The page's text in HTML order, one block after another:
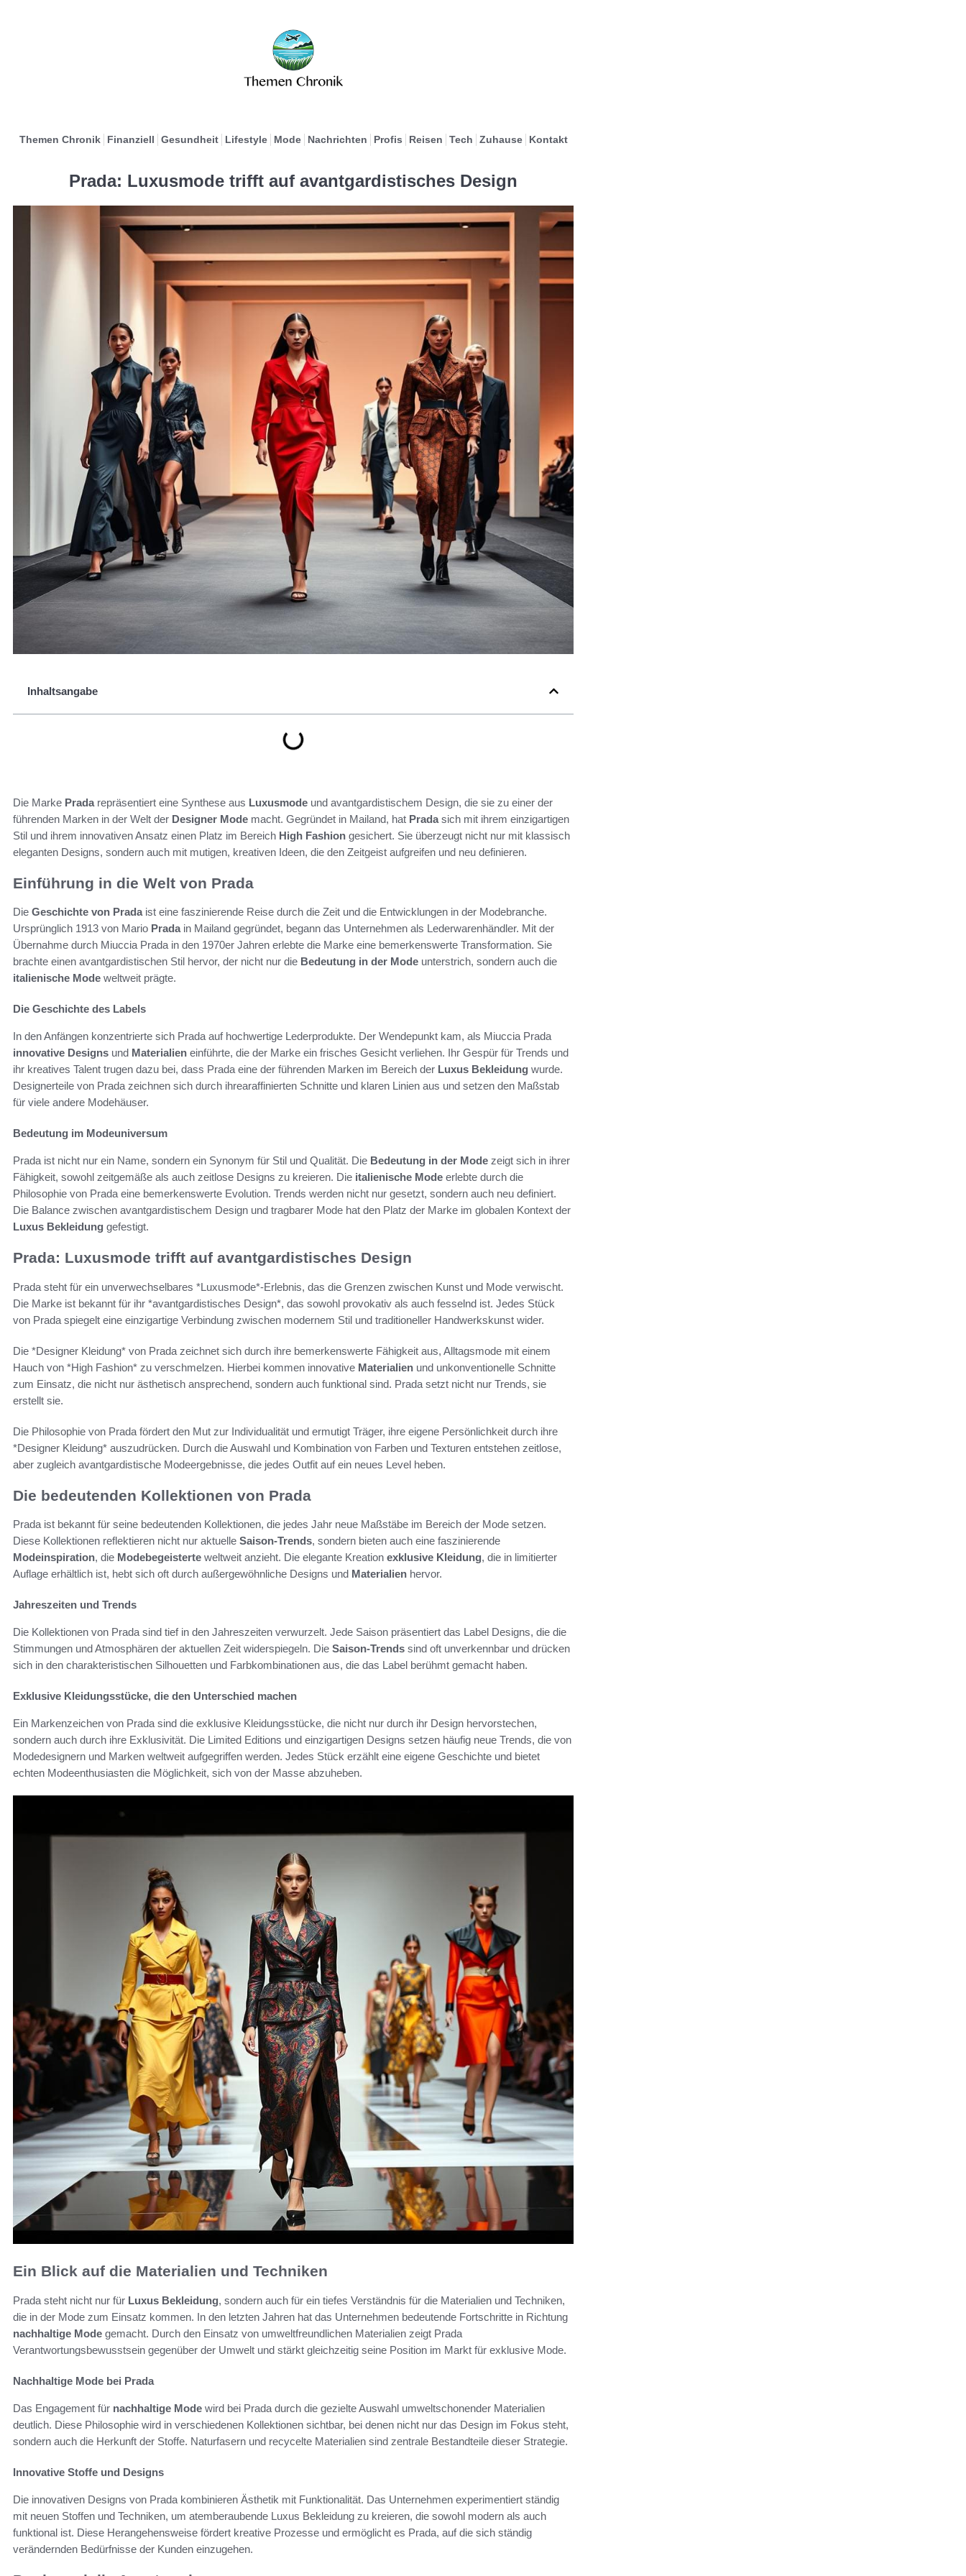
Themen Chronik Finanziell Gesundheit Lifestyle Mode Nachrichten Profis Reisen Tech Zuhause Kontakt
Prada: Luxusmode trifft auf avantgardistisches Design
Inhaltsangabe
Die Marke Pradarepräsentiert eine Synthese aus Luxusmode und avantgardistischem Design, die sie zu einer der
führenden Marken in der Welt der Designer Mode macht. Gegründet in Mailand, hat Pradasich mit ihrem einzigartigen
Stil und ihrem innovativen Ansatz einen Platz im Bereich High Fashion gesichert. Sie überzeugt nicht nur mit klassisch
eleganten Designs, sondern auch mit mutigen, kreativen Ideen, die den Zeitgeist aufgreifen und neu definieren.
Einführung in die Welt von Prada
Die Geschichte von Pradaist eine faszinierende Reise durch die Zeit und die Entwicklungen in der Modebranche.
Ursprünglich 1913 von Mario Pradain Mailand gegründet, begann das Unternehmen als Lederwarenhändler. Mit der
Übernahme durch Miuccia Prada in den 1970er Jahren erlebte die Marke eine bemerkenswerte Transformation. Sie
brachte einen avantgardistischen Stil hervor, der nicht nur die Bedeutung in der Mode unterstrich, sondern auch die
italienische Mode weltweit prägte.
Die Geschichte des Labels
In den Anfängen konzentrierte sich Prada auf hochwertige Lederprodukte. Der Wendepunkt kam, als Miuccia Prada
innovative Designs und Materialien einführte, die der Marke ein frisches Gesicht verliehen. Ihr Gespür für Trends und
ihr kreatives Talent trugen dazu bei, dass Prada eine der führenden Marken im Bereich der Luxus Bekleidung wurde.
Designerteile von Prada zeichnen sich durch ihrearaffinierten Schnitte und klaren Linien aus und setzen den Maßstab
für viele andere Modehäuser.
Bedeutung im Modeuniversum
Prada ist nicht nur ein Name, sondern ein Synonym für Stil und Qualität. Die Bedeutung in der Mode zeigt sich in ihrer
Fähigkeit, sowohl zeitgemäße als auch zeitlose Designs zu kreieren. Die italienische Mode erlebte durch die
Philosophie von Prada eine bemerkenswerte Evolution. Trends werden nicht nur gesetzt, sondern auch neu definiert.
Die Balance zwischen avantgardistischem Design und tragbarer Mode hat den Platz der Marke im globalen Kontext der
Luxus Bekleidung gefestigt.
Prada: Luxusmode trifft auf avantgardistisches Design
Prada steht für ein unverwechselbares *Luxusmode*-Erlebnis, das die Grenzen zwischen Kunst und Mode verwischt.
Die Marke ist bekannt für ihr *avantgardistisches Design*, das sowohl provokativ als auch fesselnd ist. Jedes Stück
von Prada spiegelt eine einzigartige Verbindung zwischen modernem Stil und traditioneller Handwerkskunst wider.
Die *Designer Kleidung* von Prada zeichnet sich durch ihre bemerkenswerte Fähigkeit aus, Alltagsmode mit einem
Hauch von *High Fashion* zu verschmelzen. Hierbei kommen innovative Materialien und unkonventionelle Schnitte
zum Einsatz, die nicht nur ästhetisch ansprechend, sondern auch funktional sind. Prada setzt nicht nur Trends, sie
erstellt sie.
Die Philosophie von Prada fördert den Mut zur Individualität und ermutigt Träger, ihre eigene Persönlichkeit durch ihre
*Designer Kleidung* auszudrücken. Durch die Auswahl und Kombination von Farben und Texturen entstehen zeitlose,
aber zugleich avantgardistische Modeergebnisse, die jedes Outfit auf ein neues Level heben.
Die bedeutenden Kollektionen von Prada
Prada ist bekannt für seine bedeutenden Kollektionen, die jedes Jahr neue Maßstäbe im Bereich der Mode setzen.
Diese Kollektionen reflektieren nicht nur aktuelle Saison-Trends, sondern bieten auch eine faszinierende
Modeinspiration, die Modebegeisterte weltweit anzieht. Die elegante Kreation exklusive Kleidung, die in limitierter
Auflage erhältlich ist, hebt sich oft durch außergewöhnliche Designs und Materialien hervor.
Jahreszeiten und Trends
Die Kollektionen von Prada sind tief in den Jahreszeiten verwurzelt. Jede Saison präsentiert das Label Designs, die die
Stimmungen und Atmosphären der aktuellen Zeit widerspiegeln. Die Saison-Trends sind oft unverkennbar und drücken
sich in den charakteristischen Silhouetten und Farbkombinationen aus, die das Label berühmt gemacht haben.
Exklusive Kleidungsstücke, die den Unterschied machen
Ein Markenzeichen von Prada sind die exklusive Kleidungsstücke, die nicht nur durch ihr Design hervorstechen,
sondern auch durch ihre Exklusivität. Die Limited Editions und einzigartigen Designs setzen häufig neue Trends, die von
Modedesignern und Marken weltweit aufgegriffen werden. Jedes Stück erzählt eine eigene Geschichte und bietet
echten Modeenthusiasten die Möglichkeit, sich von der Masse abzuheben.
Ein Blick auf die Materialien und Techniken
Prada steht nicht nur für Luxus Bekleidung, sondern auch für ein tiefes Verständnis für die Materialien und Techniken,
die in der Mode zum Einsatz kommen. In den letzten Jahren hat das Unternehmen bedeutende Fortschritte in Richtung
nachhaltige Mode gemacht. Durch den Einsatz von umweltfreundlichen Materialien zeigt Prada
Verantwortungsbewusstsein gegenüber der Umwelt und stärkt gleichzeitig seine Position im Markt für exklusive Mode.
Nachhaltige Mode bei Prada
Das Engagement für nachhaltige Mode wird bei Prada durch die gezielte Auswahl umweltschonender Materialien
deutlich. Diese Philosophie wird in verschiedenen Kollektionen sichtbar, bei denen nicht nur das Design im Fokus steht,
sondern auch die Herkunft der Stoffe. Naturfasern und recycelte Materialien sind zentrale Bestandteile dieser Strategie.
Innovative Stoffe und Designs
Die innovativen Designs von Prada kombinieren Ästhetik mit Funktionalität. Das Unternehmen experimentiert ständig
mit neuen Stoffen und Techniken, um atemberaubende Luxus Bekleidung zu kreieren, die sowohl modern als auch
funktional ist. Diese Herangehensweise fördert kreative Prozesse und ermöglicht es Prada, auf die sich ständig
verändernden Bedürfnisse der Kunden einzugehen.